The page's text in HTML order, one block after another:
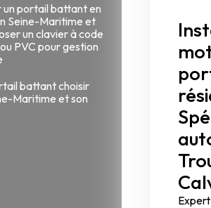
un portail battant en
Seine-Maritime et
un clavier à code
PVC pour gestion
battant choisir
Maritime et son